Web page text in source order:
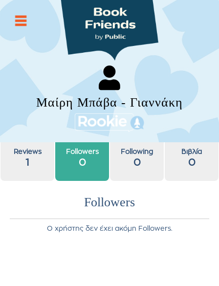
Μαίρη Μπάβα - Γιαννάκη
Reviews
1
Followers
0
Following
0
Βιβλία
0
Followers
Ο χρήστης δεν έχει ακόμη Followers.